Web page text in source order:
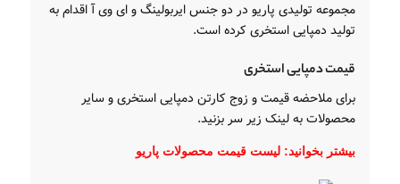
مجموعه تولیدی پاریو در دو جنس ایربولینگ و ای وی آ اقدام به
تولید دمپایی استخری کرده است.
قیمت دمپایی استخری
برای ملاحضه قیمت و زوج کارتن دمپایی استخری و سایر
محصولات به لینک زیر سر بزنید.
بیشتر بخوانید: لیست قیمت محصولات پاریو